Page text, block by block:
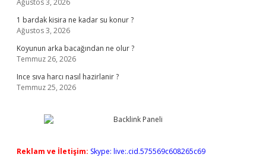
Ağustos 3, 2026
1 bardak kisira ne kadar su konur ?
Ağustos 3, 2026
Koyunun arka bacağından ne olur ?
Temmuz 26, 2026
Ince sıva harcı nasıl hazirlanir ?
Temmuz 25, 2026
Reklam ve İletişim: Skype: live:.cid.575569c608265c69